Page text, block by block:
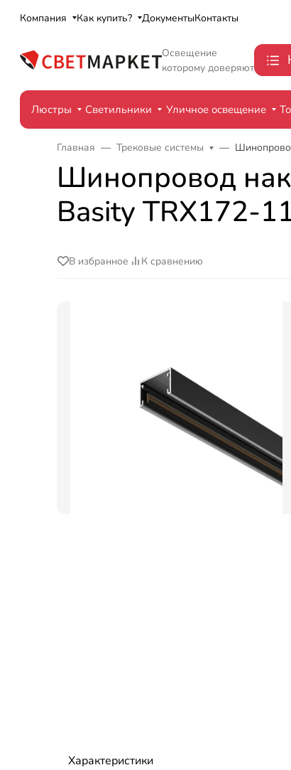
Компания Как купить? ДокументыКонтакты
Освещение
которому доверяют
Люстры Светильники Уличное освещение
Главная Трековые системы
Шинопровод
Basity TRX172-
В избранное К сравнению
Характеристики